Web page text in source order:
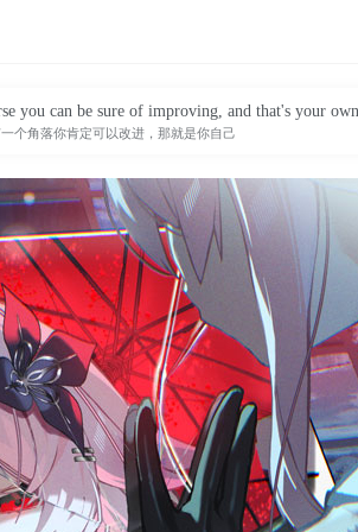
you can be sure of improving, and that's your
个角落你肯定可以改进，那就是你自己